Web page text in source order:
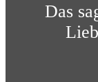
Das